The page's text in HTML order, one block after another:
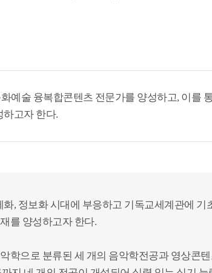
예술 융복합콘텐츠 전문가를 양성하고, 이를
하고자 한다.
, 정보화 시대에 부응하고 기독교세계관에 기
를 양성하고자 한다.
학으로 분류된 세 개의 음악학전공과 영상콘